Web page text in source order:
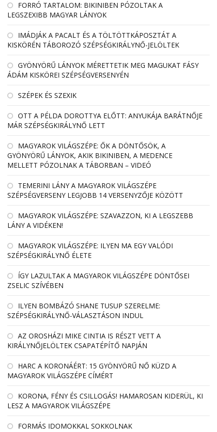
FORRÓ TARTALOM: BIKINIBEN PÓZOLTAK A
LEGSZEXIBB MAGYAR LÁNYOK
IMÁDJÁK A PACALT ÉS A TÖLTÖTTKÁPOSZTÁT A
KISKÖRÉN TÁBOROZÓ SZÉPSÉGKIRÁLYNŐ-JELÖLTEK
GYÖNYÖRŰ LÁNYOK MÉRETTETIK MEG MAGUKAT FÁSY
ÁDÁM KISKÖREI SZÉPSÉGVERSENYÉN
SZÉPEK ÉS SZEXIK
OTT A PÉLDA DOROTTYA ELŐTT: ANYUKÁJA BARÁTNŐJE
MÁR SZÉPSÉGKIRÁLYNŐ LETT
MAGYAROK VILÁGSZÉPE: ŐK A DÖNTŐSÖK, A
GYÖNYÖRŰ LÁNYOK, AKIK BIKINIBEN, A MEDENCE
MELLETT PÓZOLNAK A TÁBORBAN – VIDEÓ
TEMERINI LÁNY A MAGYAROK VILÁGSZÉPE
SZÉPSÉGVERSENY LEGJOBB 14 VERSENYZŐJE KÖZÖTT
MAGYAROK VILÁGSZÉPE: SZAVAZZON, KI A LEGSZEBB
LÁNY A VIDÉKEN!
MAGYAROK VILÁGSZÉPE: ILYEN MA EGY VALÓDI
SZÉPSÉGKIRÁLYNŐ ÉLETE
ÍGY LAZULTAK A MAGYAROK VILÁGSZÉPE DÖNTŐSEI
ZSELIC SZÍVÉBEN
ILYEN BOMBÁZÓ SHANE TUSUP SZERELME:
SZÉPSÉGKIRÁLYNŐ-VÁLASZTÁSON INDUL
AZ OROSHÁZI MIKE CINTIA IS RÉSZT VETT A
KIRÁLYNŐJELÖLTEK CSAPATÉPÍTŐ NAPJÁN
HARC A KORONÁÉRT: 15 GYÖNYÖRŰ NŐ KÜZD A
MAGYAROK VILÁGSZÉPE CÍMÉRT
KORONA, FÉNY ÉS CSILLOGÁS! HAMAROSAN KIDERÜL, KI
LESZ A MAGYAROK VILÁGSZÉPE
FORMÁS IDOMOKKAL SOKKOLNAK